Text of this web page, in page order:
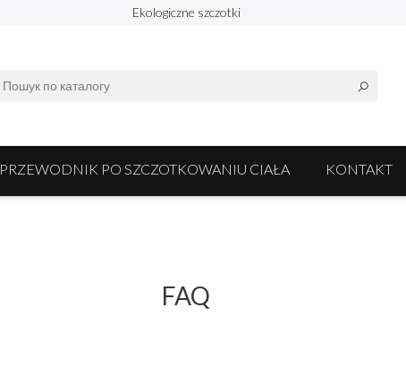
Ekologiczne szczotki
PRZEWODNIK PO SZCZOTKOWANIU CIAŁA KONTAKT
FAQ